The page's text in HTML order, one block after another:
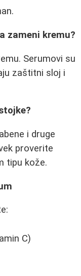
zameni kremu?
Serumovi su
zaštitni sloj i
i druge
proverite
tipu kože.
C)